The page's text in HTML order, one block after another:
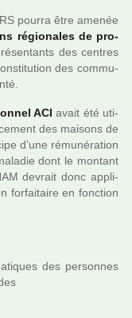
pourra être amenée
régio­na­les de pro­
des cen­tres
des com­mu­
ACI avait été uti­
des mai­sons de
d’une rému­né­ra­tion
dont le mon­tant
devrait donc appli­
for­fai­taire en fonc­tion
des per­son­nes